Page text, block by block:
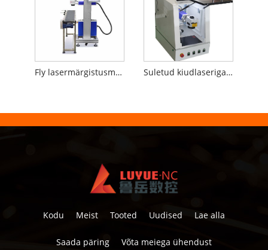
Fly lasermärgistusmasin tootmisliinile Suletud kiudlaseriga märgistamismasin
Kodu Meist Tooted Uudised Lae alla
Saada päring Võta meiega ühendust